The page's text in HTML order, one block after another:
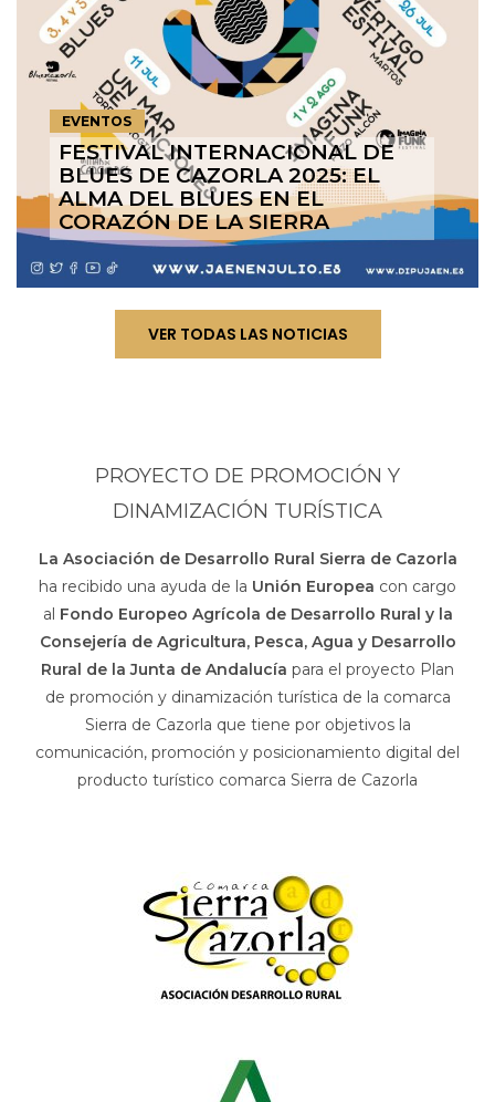
EVENTOS
FESTIVAL INTERNACIONAL DE
BLUES DE CAZORLA 2025: EL
ALMA DEL BLUES EN EL
CORAZÓN DE LA SIERRA
VER TODAS LAS NOTICIAS
PROYECTO DE PROMOCIÓN Y
DINAMIZACIÓN TURÍSTICA
La Asociación de Desarrollo Rural Sierra de Cazorla
ha recibido una ayuda de la Unión Europea con cargo
al Fondo Europeo Agrícola de Desarrollo Rural y la
Consejería de Agricultura, Pesca, Agua y Desarrollo
Rural de la Junta de Andalucía para el proyecto Plan
de promoción y dinamización turística de la comarca
Sierra de Cazorla que tiene por objetivos la
comunicación, promoción y posicionamiento digital del
producto turístico comarca Sierra de Cazorla